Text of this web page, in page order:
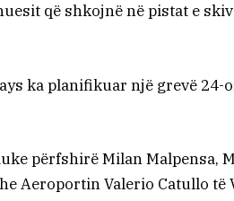
që shkojnë në pistat e
ka planifikuar një grevë 24-
përfshirë Milan Malpensa,
Aeroportin Valerio Catullo të